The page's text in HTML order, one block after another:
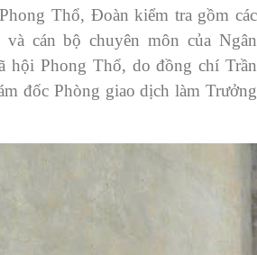
Thổ, Đoàn kiểm tra gồm các
cán bộ chuyên môn của Ngân
hội Phong Thổ, do đồng chí Trần
đốc Phòng giao dịch làm Trưởng